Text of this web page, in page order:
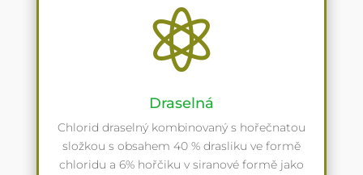

Draselná
Chlorid draselný kombinovaný s hořečnatou
složkou s obsahem 40 % drasliku ve formě
chloridu a 6% hořčiku v siranové formě jako